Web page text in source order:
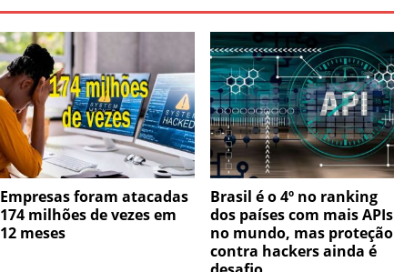
Empresas foram atacadas
174 milhões de vezes em
12 meses
Brasil é o 4º no ranking
dos países com mais APIs
no mundo, mas proteção
contra hackers ainda é